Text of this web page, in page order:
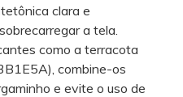
clara e
a tela.
como a terracota
combine-os
e evite o uso de